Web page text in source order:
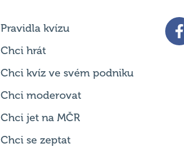
Pravidla kvízu
Chci hrát
Chci kvíz ve svém podniku
Chci moderovat
Chci jet na MČR
Chci se zeptat